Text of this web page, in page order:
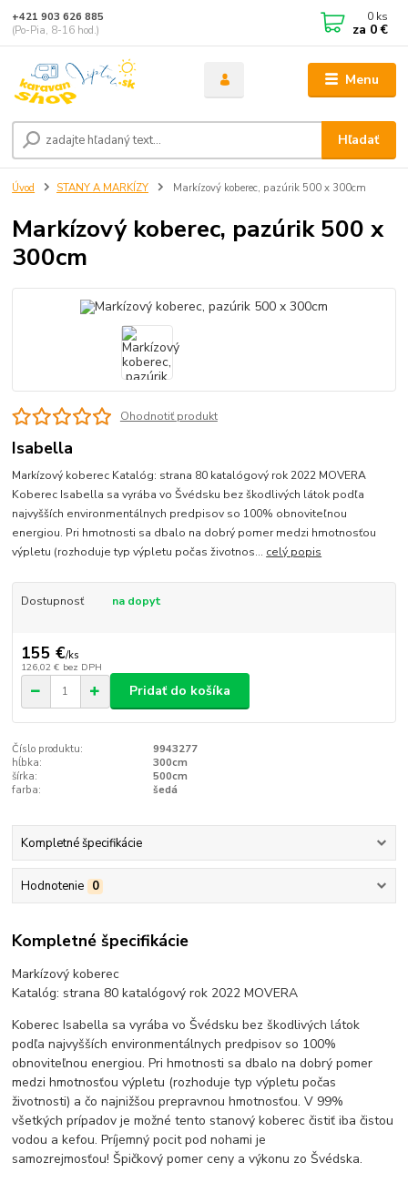
Menu
Hľadať
+421 903 626 885
(Po-Pia, 8-16 hod.)
0 ks
za 0 €
Úvod STANY A MARKÍZY Markízový koberec, pazúrik 500 x 300cm
Markízový koberec, pazúrik 500 x
300cm
Ohodnotiť produkt
Isabella
Markízový koberec Katalóg: strana 80 katalógový rok 2022 MOVERA
Koberec Isabella sa vyrába vo Švédsku bez škodlivých látok podľa
najvyšších environmentálnych predpisov so 100% obnoviteľnou
energiou. Pri hmotnosti sa dbalo na dobrý pomer medzi hmotnosťou
výpletu (rozhoduje typ výpletu počas životnos... celý popis
Dostupnosť na dopyt
155 €/ks
126,02 € bez DPH
Pridať do košíka
Číslo produktu:
9943277
hĺbka:
300cm
šírka:
500cm
farba:
šedá
Kompletné špecifikácie
Hodnotenie 0
Kompletné špecifikácie
Markízový koberec
Katalóg: strana 80 katalógový rok 2022 MOVERA
Koberec Isabella sa vyrába vo Švédsku bez škodlivých látok
podľa najvyšších environmentálnych predpisov so 100%
obnoviteľnou energiou. Pri hmotnosti sa dbalo na dobrý pomer
medzi hmotnosťou výpletu (rozhoduje typ výpletu počas
životnosti) a čo najnižšou prepravnou hmotnosťou. V 99%
všetkých prípadov je možné tento stanový koberec čistiť iba čistou
vodou a kefou. Príjemný pocit pod nohami je
samozrejmosťou! Špičkový pomer ceny a výkonu zo Švédska.